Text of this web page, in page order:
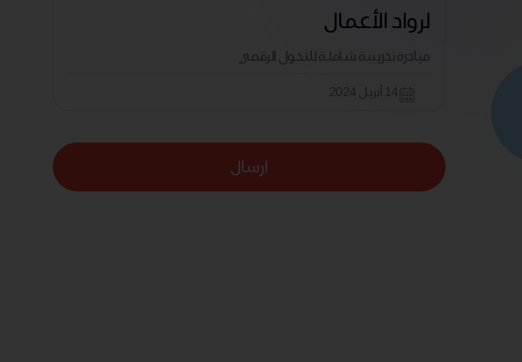
لرواد الأعمال
مبادرة تدريبية شاملة للتحول الرقمي
14 أبريل 2024
ارسال